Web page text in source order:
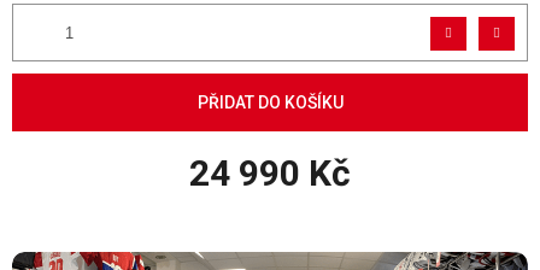
PŘIDAT DO KOŠÍKU
24 990 Kč